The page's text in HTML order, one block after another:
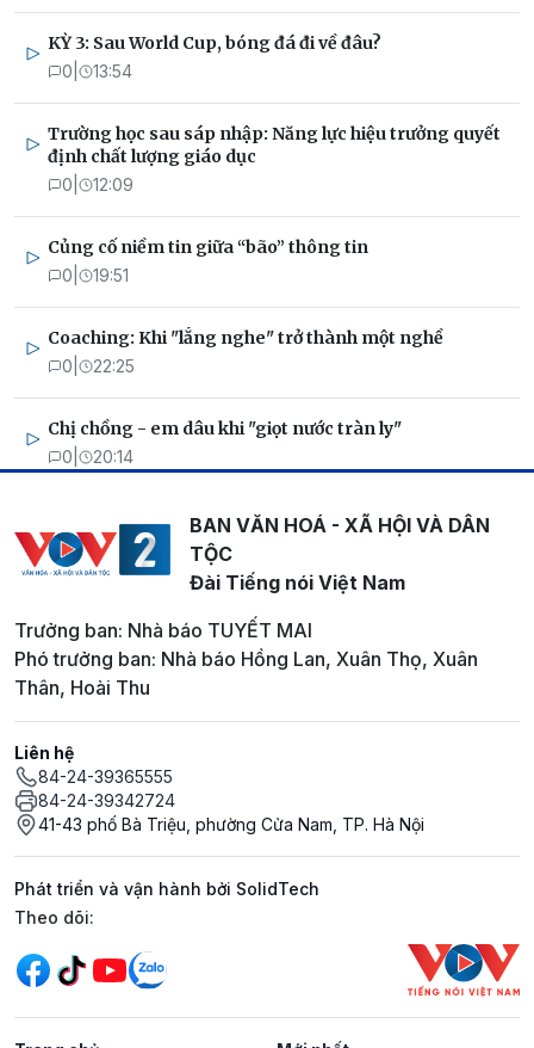
KỲ 3: Sau World Cup, bóng đá đi về đâu?
0 13:54
Trường học sau sáp nhập: Năng lực hiệu trưởng quyết
định chất lượng giáo dục
0 12:09
Củng cố niềm tin giữa “bão” thông tin
0 19:51
Coaching: Khi "lắng nghe" trở thành một nghề
0 22:25
Chị chồng - em dâu khi "giọt nước tràn ly"
0 20:14
BAN VĂN HOÁ - XÃ HỘI VÀ DÂN
TỘC
Đài Tiếng nói Việt Nam
Trưởng ban: Nhà báo TUYẾT MAI
Phó trưởng ban: Nhà báo Hồng Lan, Xuân Thọ, Xuân
Thân, Hoài Thu
Liên hệ
84-24-39365555
84-24-39342724
41-43 phố Bà Triệu, phường Cửa Nam, TP. Hà Nội
Phát triển và vận hành bởi SolidTech
Mạng xã hội
Theo dõi: